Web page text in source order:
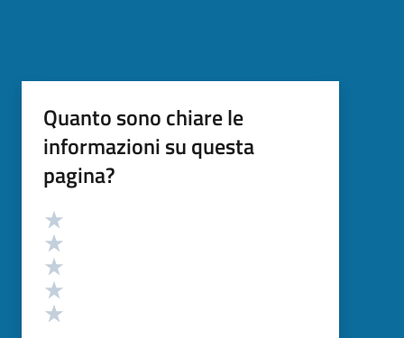
Quanto sono chiare le
informazioni su questa
pagina?
Valutazione